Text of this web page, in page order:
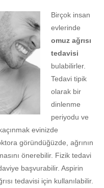
Birçok insan
evlerinde
omuz ağrısı
tedavisi
bulabilirler.
Tedavi tipik
olarak bir
dinlenme
periyodu ve
evinizde
göründüğüzde, ağrının
önerebilir. Fizik tedavi
başvurabilir. Aspirin
tedavisi için kullanılabilir.